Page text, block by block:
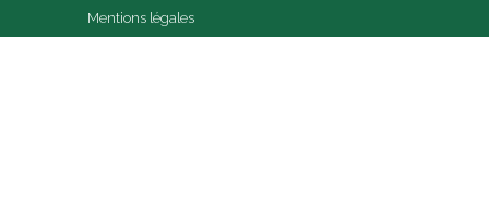
Mentions légales